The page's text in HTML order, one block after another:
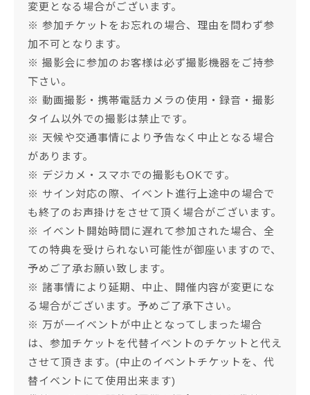
変更となる場合がございます。
※ 参加チケットをお忘れの場合、理由を問わず参
加不可となります。
※ 撮影会に参加のお客様は必ず撮影機器をご持参
下さい。
※ 動画撮影・携帯電話カメラの使用・録音・撮影
タイム以外での撮影は禁止です。
※ 天候や交通事情により予告なく中止となる場合
があります。
※ デジカメ・スマホでの撮影もOKです。
※ サイン対応の際、イベント進行上途中の場合で
も終了のお声掛けをさせて頂く場合がございます。
※ イベント開始時間に遅れて参加された場合、全
ての特典を受けられない可能性が御座いますので、
予めご了承お願い致します。
※ 諸事情により延期、中止、開催内容が変更にな
る場合がございます。予めご了承下さい。
※ 万が一イベントが中止となってしまった場合
は、参加チケットを代替イベントのチケットと代え
させて頂きます。(中止のイベントチケットを、代
替イベントにて使用出来ます)